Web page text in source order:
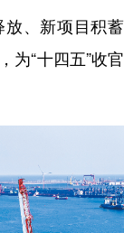
政务
汽车
会展
悦读
、新项目积蓄
“十四五”收官